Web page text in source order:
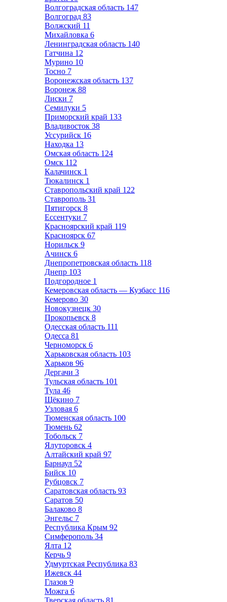
Волгоградская область 147
Волгоград 83
Волжский 11
Михайловка 6
Ленинградская область 140
Гатчина 12
Мурино 10
Тосно 7
Воронежская область 137
Воронеж 88
Лиски 7
Семилуки 5
Приморский край 133
Владивосток 38
Уссурийск 16
Находка 13
Омская область 124
Омск 112
Калачинск 1
Тюкалинск 1
Ставропольский край 122
Ставрополь 31
Пятигорск 8
Ессентуки 7
Красноярский край 119
Красноярск 67
Норильск 9
Ачинск 6
Днепропетровская область 118
Днепр 103
Подгородное 1
Кемеровская область — Кузбасс 116
Кемерово 30
Новокузнецк 30
Прокопьевск 8
Одесская область 111
Одесса 81
Черноморск 6
Харьковская область 103
Харьков 96
Дергачи 3
Тульская область 101
Тула 46
Щёкино 7
Узловая 6
Тюменская область 100
Тюмень 62
Тобольск 7
Ялуторовск 4
Алтайский край 97
Барнаул 52
Бийск 10
Рубцовск 7
Саратовская область 93
Саратов 50
Балаково 8
Энгельс 7
Республика Крым 92
Симферополь 34
Ялта 12
Керчь 9
Удмуртская Республика 83
Ижевск 44
Глазов 9
Можга 6
Тверская область 81